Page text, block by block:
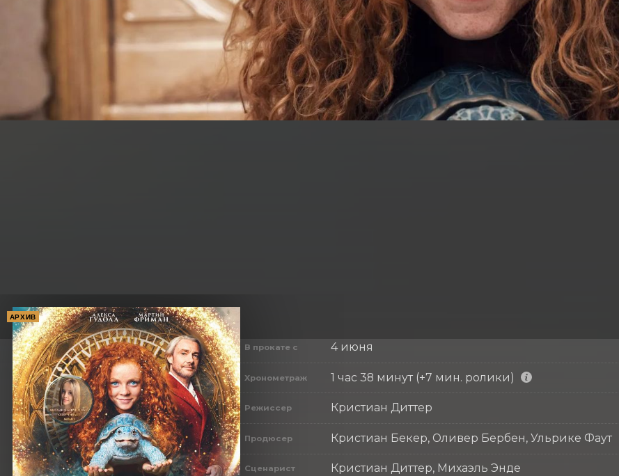
АРХИВ
В прокате с 4 июня
Хронометраж 1 час 38 минут (+7 мин. ролики)
Режиссер Кристиан Диттер
Продюсер Кристиан Бекер, Оливер Бербен, Ульрике Фаут
Сценарист Кристиан Диттер, Михаэль Энде